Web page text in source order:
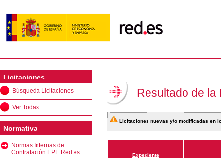
Licitaciones
Búsqueda Licitaciones
Ver Todas
Normativa
Normas Internas de
Contratación EPE Red.es
Resultado de la
Licitaciones nuevas y/o modificadas en
Expediente